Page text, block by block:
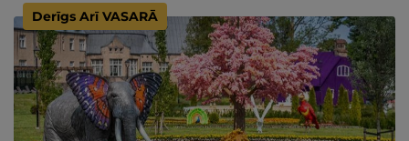
Derīgs Arī VASARĀ